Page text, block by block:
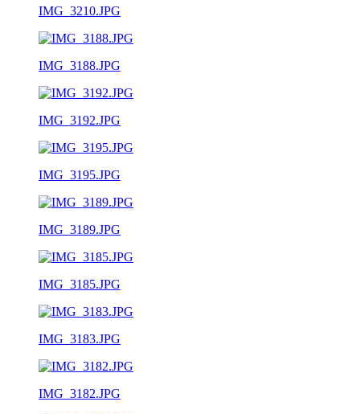
IMG_3210.JPG
IMG_3188.JPG
IMG_3192.JPG
IMG_3195.JPG
IMG_3189.JPG
IMG_3185.JPG
IMG_3183.JPG
IMG_3182.JPG